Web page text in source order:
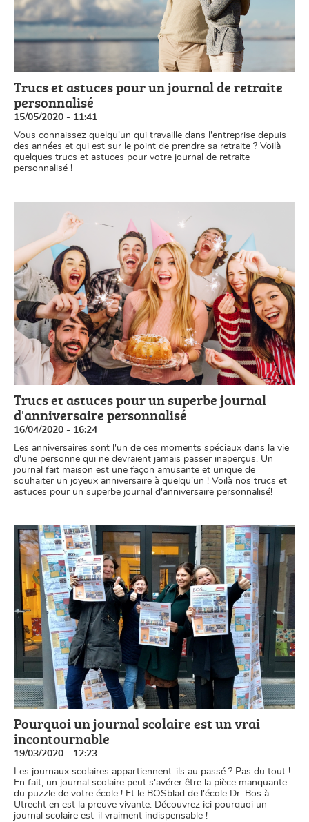
Trucs et astuces pour un journal de retraite
personnalisé
15/05/2020 - 11:41
Vous connaissez quelqu'un qui travaille dans l'entreprise depuis
des années et qui est sur le point de prendre sa retraite ? Voilà
quelques trucs et astuces pour votre journal de retraite
personnalisé !
Trucs et astuces pour un superbe journal
d'anniversaire personnalisé
16/04/2020 - 16:24
Les anniversaires sont l'un de ces moments spéciaux dans la vie
d'une personne qui ne devraient jamais passer inaperçus. Un
journal fait maison est une façon amusante et unique de
souhaiter un joyeux anniversaire à quelqu'un ! Voilà nos trucs et
astuces pour un superbe journal d'anniversaire personnalisé!
Pourquoi un journal scolaire est un vrai
incontournable
19/03/2020 - 12:23
Les journaux scolaires appartiennent-ils au passé ? Pas du tout !
En fait, un journal scolaire peut s'avérer être la pièce manquante
du puzzle de votre école ! Et le BOSblad de l'école Dr. Bos à
Utrecht en est la preuve vivante. Découvrez ici pourquoi un
journal scolaire est-il vraiment indispensable !